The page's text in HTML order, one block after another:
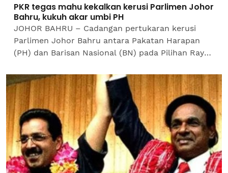
PKR tegas mahu kekalkan kerusi Parlimen Johor
Bahru, kukuh akar umbi PH
JOHOR BAHRU – Cadangan pertukaran kerusi
Parlimen Johor Bahru antara Pakatan Harapan
(PH) dan Barisan Nasional (BN) pada Pilihan Raya
pimpinan Parti...